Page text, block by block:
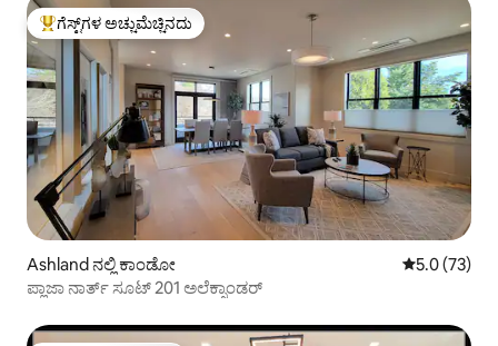
ಗೆಸ್ಟ್‌ಗಳಿಗೆ ಅತಿ ಹೆಚ್ಚು ಅಚ್ಚುಮೆಚ್ಚಿನದು
ಗೆಸ್ಟ್‌ಗಳ ಅಚ್ಚುಮೆಚ್ಚಿನದು
Ashland ನಲ್ಲಿ ಕಾಂಡೋ 5 ರಲ್ಲಿ 5.0
5.0 (73)
ಪ್ಲಾಜಾ ನಾರ್ತ್ ಸೂಟ್ 201 ಅಲೆಕ್ಸಾಂಡರ್